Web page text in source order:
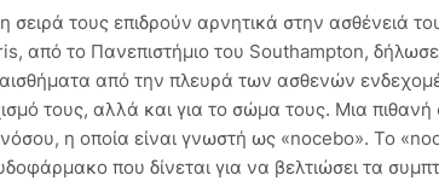
σειρά τους επιδρούν αρνητικά στην ασθένειά
από το Πανεπιστήμιο του Southampton, δήλωσε:
από την πλευρά των ασθενών
τους, αλλά και για το σώμα τους. Μια
η οποία είναι γνωστή ως «nocebo». Το
που δίνεται για να βελτιώσει τα